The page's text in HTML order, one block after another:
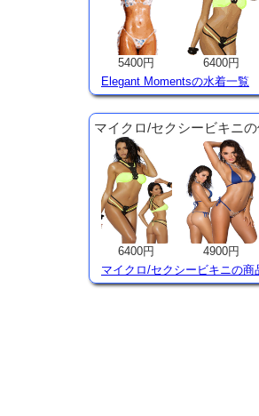
5400円 6400円
Elegant Momentsの水着一覧
マイクロ/セクシービキニ
6400円 4900円
マイクロ/セクシービキニの商